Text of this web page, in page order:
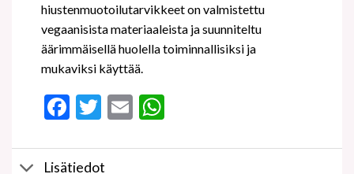
hiustenmuotoilutarvikkeet on valmistettu
vegaanisista materiaaleista ja suunniteltu
äärimmäisellä huolella toiminnallisiksi ja
mukaviksi käyttää.
Facebook
Twitter
EmailWhatsApp
Lisätiedot